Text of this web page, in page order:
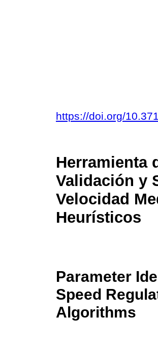
https://doi.org/
Herramienta
Validación y
Velocidad
Heurísticos
Parameter
Speed
Algorithms